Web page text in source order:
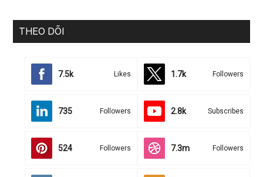
THEO DÕI
7.5k Likes 1.7k Followers
735 Followers 2.8k Subscribes
524 Followers 7.3m Followers